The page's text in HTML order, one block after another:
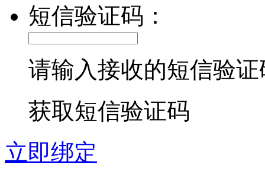
短信验证码：
请输入接收的短信验证
获取短信验证码
立即绑定